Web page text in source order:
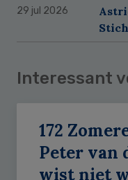
29 jul 2026
Interessant
172
Peter van
wist niet